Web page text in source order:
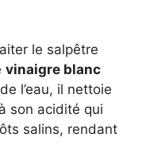
le salpêtre
vinaigre blanc
l’eau, il nettoie
son acidité qui
salins, rendant